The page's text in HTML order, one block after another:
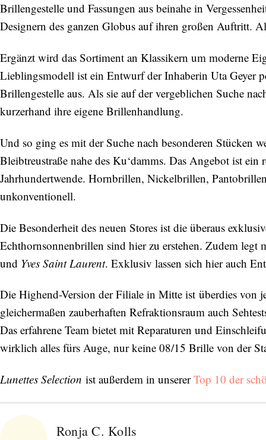
Brillengestelle und Fassungen aus beinahe in
Designern des ganzen Globus auf ihren großen Auftritt.
Ergänzt wird das Sortiment an Klassikern um moderne
Lieblingsmodell ist ein Entwurf der Inhaberin Uta Geyer
Brillengestelle aus. Als sie auf der vergeblichen Suche
kurzerhand ihre eigene Brillenhandlung.
Und so ging es mit der Suche nach besonderen Stücken
Bleibtreustraße nahe des Ku‘damms. Das Angebot ist
Jahrhundertwende. Hornbrillen, Nickelbrillen,
unkonventionell.
Die Besonderheit des neuen Stores ist die überaus
Echthornsonnenbrillen sind hier zu erstehen. Zudem
und Yves Saint Laurent. Exklusiv lassen sich hier auch
Die Highend-Version der Filiale in Mitte ist überdies von
gleichermaßen zauberhaften Refraktionsraum auch
Das erfahrene Team bietet mit Reparaturen und
wirklich alles fürs Auge, nur keine 08/15 Brille von der
Lunettes Selection ist außerdem in unsererTop 10 der
Ronja C. Kolls